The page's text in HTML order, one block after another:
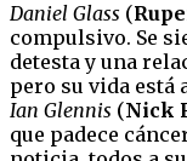
Daniel Glass (
compulsivo. Se
detesta y una
pero su vida está
Ian Glennis (Nick
que padece